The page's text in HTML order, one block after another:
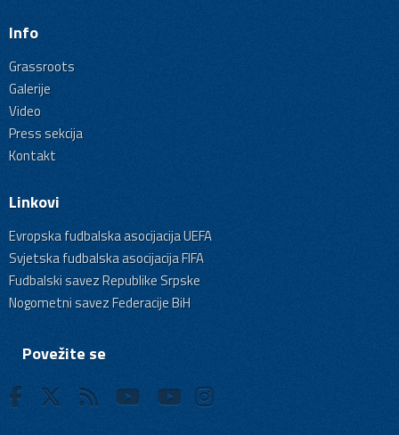
Info
Grassroots
Galerije
Video
Press sekcija
Kontakt
Linkovi
Evropska fudbalska asocijacija UEFA
Svjetska fudbalska asocijacija FIFA
Fudbalski savez Republike Srpske
Nogometni savez Federacije BiH
Povežite se